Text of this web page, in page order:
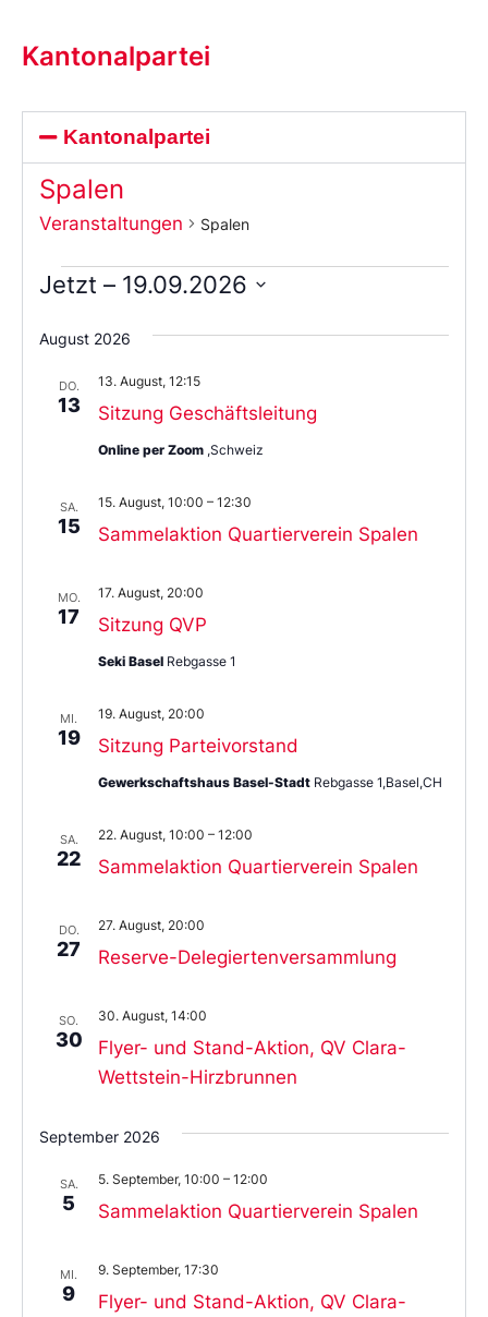
Kantonalpartei
Kantonalpartei
Spalen
Veranstaltungen Spalen
Jetzt – 19.09.2026
Sie
das
aus.
August 2026
DO.
13 Sitzung Geschäftsleitung
13. August, 12:15
Online per Zoom ,Schweiz
SA.
15 Sammelaktion Quartierverein Spalen
15. August, 10:00 – 12:30
MO.
17 Sitzung QVP
17. August, 20:00
Seki Basel Rebgasse 1
MI.
19 Sitzung Parteivorstand
19. August, 20:00
Gewerkschaftshaus Basel-Stadt Rebgasse 1,Basel,CH
SA.
22 Sammelaktion Quartierverein Spalen
22. August, 10:00 – 12:00
DO.
27 Reserve-Delegiertenversammlung
27. August, 20:00
SO.
30
Flyer- und Stand-Aktion, QV Clara-
Wettstein-Hirzbrunnen
30. August, 14:00
September 2026
SA.
5 Sammelaktion Quartierverein Spalen
5. September, 10:00 – 12:00
MI.
9 Flyer- und Stand-Aktion, QV Clara-
9. September, 17:30